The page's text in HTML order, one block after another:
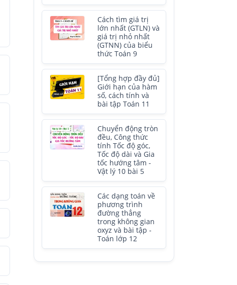
Cách tìm giá trị
lớn nhất (GTLN) và
giá trị nhỏ nhất
(GTNN) của biểu
thức Toán 9
[Tổng hợp đầy đủ]
Giới hạn của hàm
số, cách tính và
bài tập Toán 11
Chuyển động tròn
đều, Công thức
tính Tốc độ góc,
Tốc độ dài và Gia
tốc hướng tâm -
Vật lý 10 bài 5
Các dạng toán về
phương trình
đường thẳng
trong không gian
oxyz và bài tập -
Toán lớp 12